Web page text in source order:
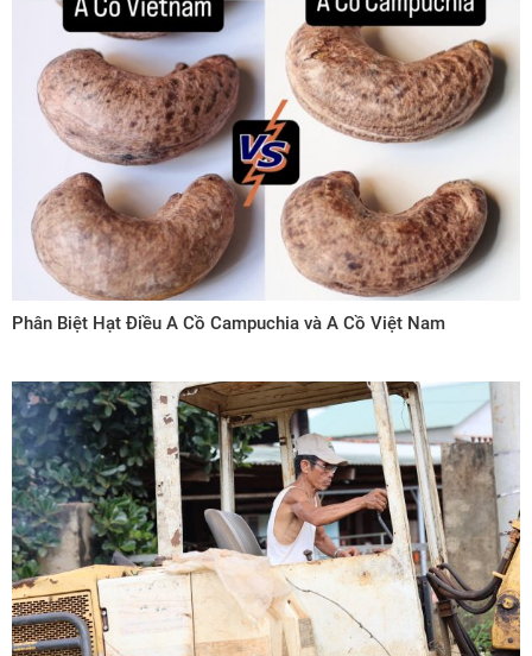
Phân Biệt Hạt Điều A Cồ Campuchia và A Cồ Việt Nam